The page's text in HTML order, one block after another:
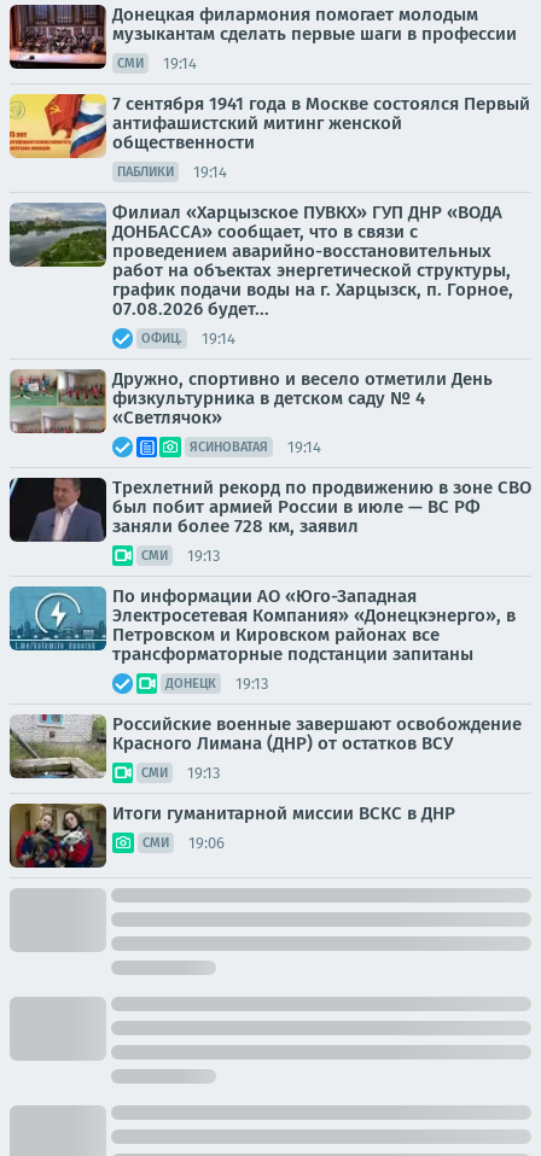
Донецкая филармония помогает молодым
музыкантам сделать первые шаги в профессии
СМИ 19:14
7 сентября 1941 года в Москве состоялся Первый
антифашистский митинг женской
общественности
ПАБЛИКИ 19:14
Филиал «Харцызское ПУВКХ» ГУП ДНР «ВОДА
ДОНБАССА» сообщает, что в связи с
проведением аварийно-восстановительных
работ на объектах энергетической структуры,
график подачи воды на г. Харцызск, п. Горное,
07.08.2026 будет...
ОФИЦ. 19:14
Дружно, спортивно и весело отметили День
физкультурника в детском саду № 4
«Светлячок»
ЯСИНОВАТАЯ 19:14
Трехлетний рекорд по продвижению в зоне СВО
был побит армией России в июле — ВС РФ
заняли более 728 км, заявил
СМИ 19:13
По информации АО «Юго-Западная
Электросетевая Компания» «Донецкэнерго», в
Петровском и Кировском районах все
трансформаторные подстанции запитаны
ДОНЕЦК 19:13
Российские военные завершают освобождение
Красного Лимана (ДНР) от остатков ВСУ
СМИ 19:13
Итоги гуманитарной миссии ВСКС в ДНР
СМИ 19:06